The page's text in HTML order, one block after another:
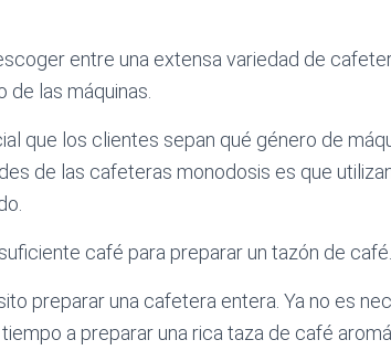
entre una extensa variedad de
de las máquinas.
que los clientes sepan qué género de
de las cafeteras monodosis es que
café para preparar un tazón de café.
preparar una cafetera entera. Ya no es
a preparar una rica taza de café